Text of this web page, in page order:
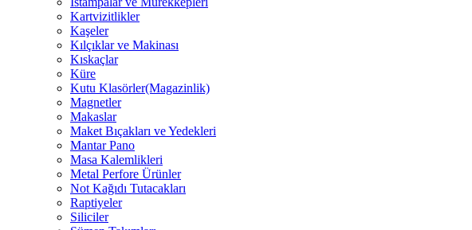
Kartvizitlikler
Kaşeler
Kılçıklar ve Makinası
Kıskaçlar
Küre
Kutu Klasörler(Magazinlik)
Magnetler
Makaslar
Maket Bıçakları ve Yedekleri
Mantar Pano
Masa Kalemlikleri
Metal Perfore Ürünler
Not Kağıdı Tutacakları
Raptiyeler
Siliciler